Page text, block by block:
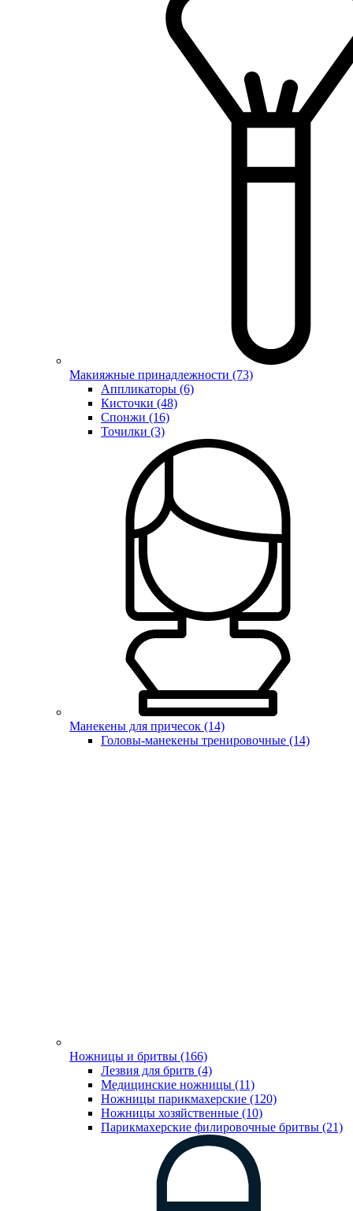
Макияжные принадлежности (73)
Аппликаторы (6)
Кисточки (48)
Спонжи (16)
Точилки (3)
Манекены для причесок (14)
Головы-манекены тренировочные (14)
Ножницы и бритвы (166)
Лезвия для бритв (4)
Медицинские ножницы (11)
Ножницы парикмахерские (120)
Ножницы хозяйственные (10)
Парикмахерские филировочные бритвы (21)